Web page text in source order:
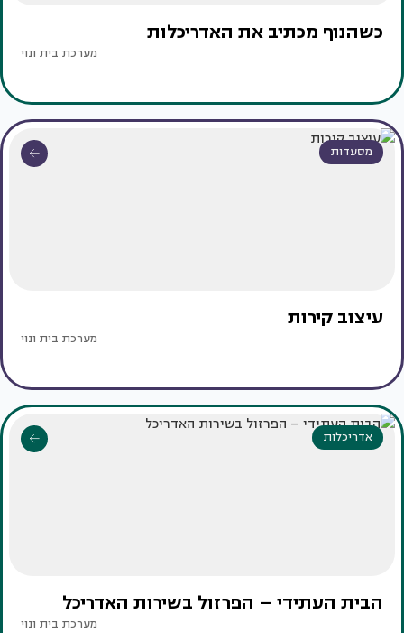
כשהנוף מכתיב את האדריכלות
מערכת בית ונוי
מסעדות
עיצוב קירות
מערכת בית ונוי
אדריכלות
הבית העתידי – הפרזול בשירות האדריכל
מערכת בית ונוי